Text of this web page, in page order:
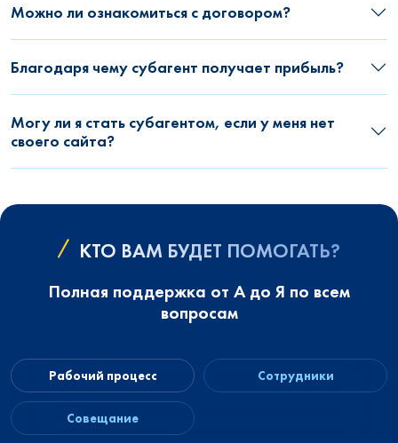
Можно ли ознакомиться с договором?
Благодаря чему субагент получает прибыль?
Могу ли я стать субагентом, если у меня нет
своего сайта?
КТО ВАМ БУДЕТ ПОМОГАТЬ?
Полная поддержка от А до Я по всем
вопросам
Рабочий процесс Сотрудники
Совещание